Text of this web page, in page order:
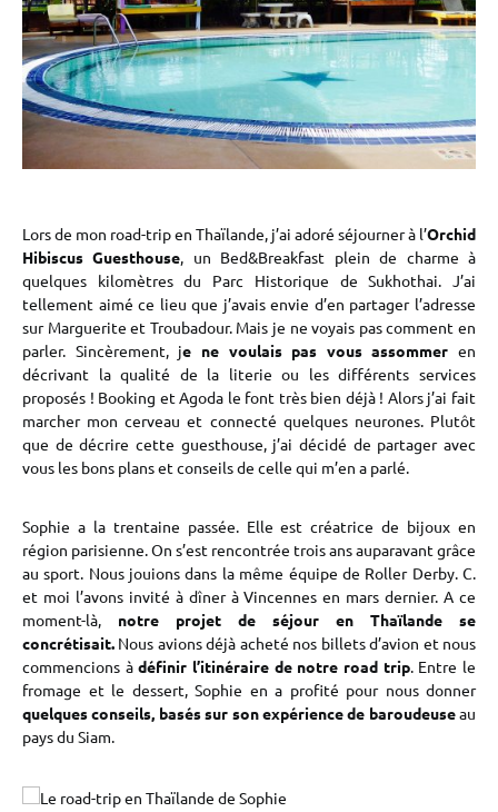
Lors de mon road-trip en Thaïlande, j’ai adoré séjourner à l’Orchid
Hibiscus Guesthouse, un Bed&Breakfast plein de charme à
quelques kilomètres du Parc Historique de Sukhothai. J’ai
tellement aimé ce lieu que j’avais envie d’en partager l’adresse
sur Marguerite et Troubadour. Mais je ne voyais pas comment en
parler. Sincèrement, je ne voulais pas vous assommer en
décrivant la qualité de la literie ou les différents services
proposés ! Booking et Agoda le font très bien déjà ! Alors j’ai fait
marcher mon cerveau et connecté quelques neurones. Plutôt
que de décrire cette guesthouse, j’ai décidé de partager avec
vous les bons plans et conseils de celle qui m’en a parlé.
Sophie a la trentaine passée. Elle est créatrice de bijoux en
région parisienne. On s’est rencontrée trois ans auparavant grâce
au sport. Nous jouions dans la même équipe de Roller Derby. C.
et moi l’avons invité à dîner à Vincennes en mars dernier. A ce
moment-là, notre projet de séjour en Thaïlande se
concrétisait. Nous avions déjà acheté nos billets d’avion et nous
commencions àdéfinir l’itinéraire de notre road trip. Entre le
fromage et le dessert, Sophie en a profité pour nous donner
quelques conseils, basés sur son expérience de baroudeuseau
pays du Siam.